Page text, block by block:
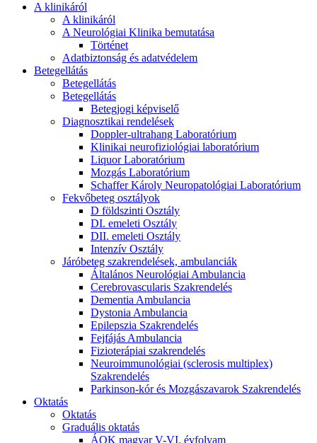
A klinikáról
A klinikáról
A Neurológiai Klinika bemutatása
Történet
Adatbiztonság és adatvédelem
Betegellátás
Betegellátás
Betegellátás
Betegjogi képviselő
Diagnosztikai rendelések
Doppler-ultrahang Laboratórium
Klinikai neurofiziológiai laboratórium
Liquor Laboratórium
Mozgás Laboratórium
Schaffer Károly Neuropatológiai Laboratórium
Fekvőbeteg osztályok
D földszinti Osztály
DI. emeleti Osztály
DII. emeleti Osztály
Intenzív Osztály
Járóbeteg szakrendelések, ambulanciák
Általános Neurológiai Ambulancia
Cerebrovascularis Szakrendelés
Dementia Ambulancia
Dystonia Ambulancia
Epilepszia Szakrendelés
Fejfájás Ambulancia
Fizioterápiai szakrendelés
Neuroimmunológiai (sclerosis multiplex)
Szakrendelés
Parkinson-kór és Mozgászavarok Szakrendelés
Oktatás
Oktatás
Graduális oktatás
ÁOK magyar V-VI. évfolyam